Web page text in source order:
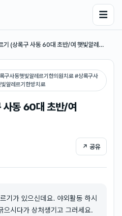
☰
기 (상록구 사동 60대 초반/여 햇빛알레…
구사동햇빛알레르기한의원치료 #상록구사
빛알레르기한방치료
사동 60대 초반/여
↗ 공유
기가 있으신데요. 야외활동 하시
으시다가 상처생기고 그러세요.